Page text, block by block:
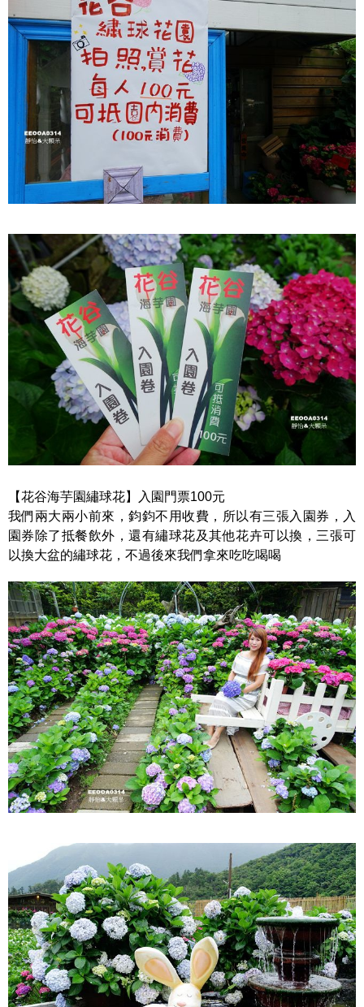
【花谷海芋園繡球花】入園門票100元
我們兩大兩小前來，鈞鈞不用收費，所以有三張入園券，入
園券除了抵餐飲外，還有繡球花及其他花卉可以換，三張可
以換大盆的繡球花，不過後來我們拿來吃吃喝喝